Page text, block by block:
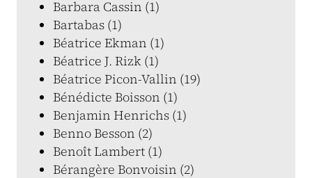
Barbara Cassin (1)
Bartabas (1)
Béatrice Ekman (1)
Béatrice J. Rizk (1)
Béatrice Picon-Vallin (19)
Bénédicte Boisson (1)
Benjamin Henrichs (1)
Benno Besson (2)
Benoît Lambert (1)
Bérangère Bonvoisin (2)